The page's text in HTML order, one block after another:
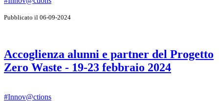
Pubblicato il 06-09-2024
Accoglienza alunni e partner del Progetto
Zero Waste - 19-23 febbraio 2024
#Innov@ctions